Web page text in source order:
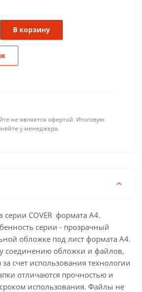
В корзину
не является офертой. Итоговую
у менеджера.
COVER формата А4.
серии - прозрачный
обложке под лист формата А4.
соединению обложки и файлов,
за счет использования технологии
отличаются прочностью и
использования. Файлы не